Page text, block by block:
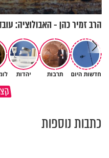
הרב זמיר כהן - האבולוציה:
חדשות היום תרבות יהדות
כל אחד מאיתנו הוא עולם ומלואו
כתבות נוספות